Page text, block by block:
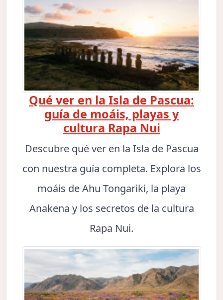
Qué ver en la Isla de Pascua:
guía de moáis, playas y
cultura Rapa Nui
Descubre qué ver en la Isla de Pascua
con nuestra guía completa. Explora los
moáis de Ahu Tongariki, la playa
Anakena y los secretos de la cultura
Rapa Nui.